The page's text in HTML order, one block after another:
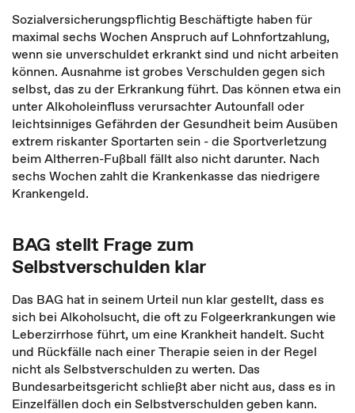
Sozialversicherungspflichtig Beschäftigte haben für
maximal sechs Wochen Anspruch auf Lohnfortzahlung,
wenn sie unverschuldet erkrankt sind und nicht arbeiten
können. Ausnahme ist grobes Verschulden gegen sich
selbst, das zu der Erkrankung führt. Das können etwa ein
unter Alkoholeinfluss verursachter Autounfall oder
leichtsinniges Gefährden der Gesundheit beim Ausüben
extrem riskanter Sportarten sein - die Sportverletzung
beim Altherren-Fußball fällt also nicht darunter. Nach
sechs Wochen zahlt die Krankenkasse das niedrigere
Krankengeld.
BAG stellt Frage zum
Selbstverschulden klar
Das BAG hat in seinem Urteil nun klar gestellt, dass es
sich bei Alkoholsucht, die oft zu Folgeerkrankungen wie
Leberzirrhose führt, um eine Krankheit handelt. Sucht
und Rückfälle nach einer Therapie seien in der Regel
nicht als Selbstverschulden zu werten. Das
Bundesarbeitsgericht schließt aber nicht aus, dass es in
Einzelfällen doch ein Selbstverschulden geben kann.